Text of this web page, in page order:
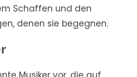
Schaffen und den
denen sie begegnen.